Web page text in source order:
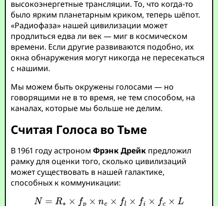
высокоэнергетные трансляции. То, что когда-то
было ярким планетарным криком, теперь шёпот.
«Радиофаза» нашей цивилизации может
продлиться едва ли век — миг в космическом
времени. Если другие развиваются подобно, их
окна обнаружения могут никогда не пересекаться
с нашими.
Мы можем быть окружены голосами — но
говорящими не в то время, не тем способом, на
каналах, которые мы больше не делим.
Считая Голоса во Тьме
В 1961 году астроном Фрэнк Дрейк предложил
рамку для оценки того, сколько цивилизаций
может существовать в нашей галактике,
способных к коммуникации: